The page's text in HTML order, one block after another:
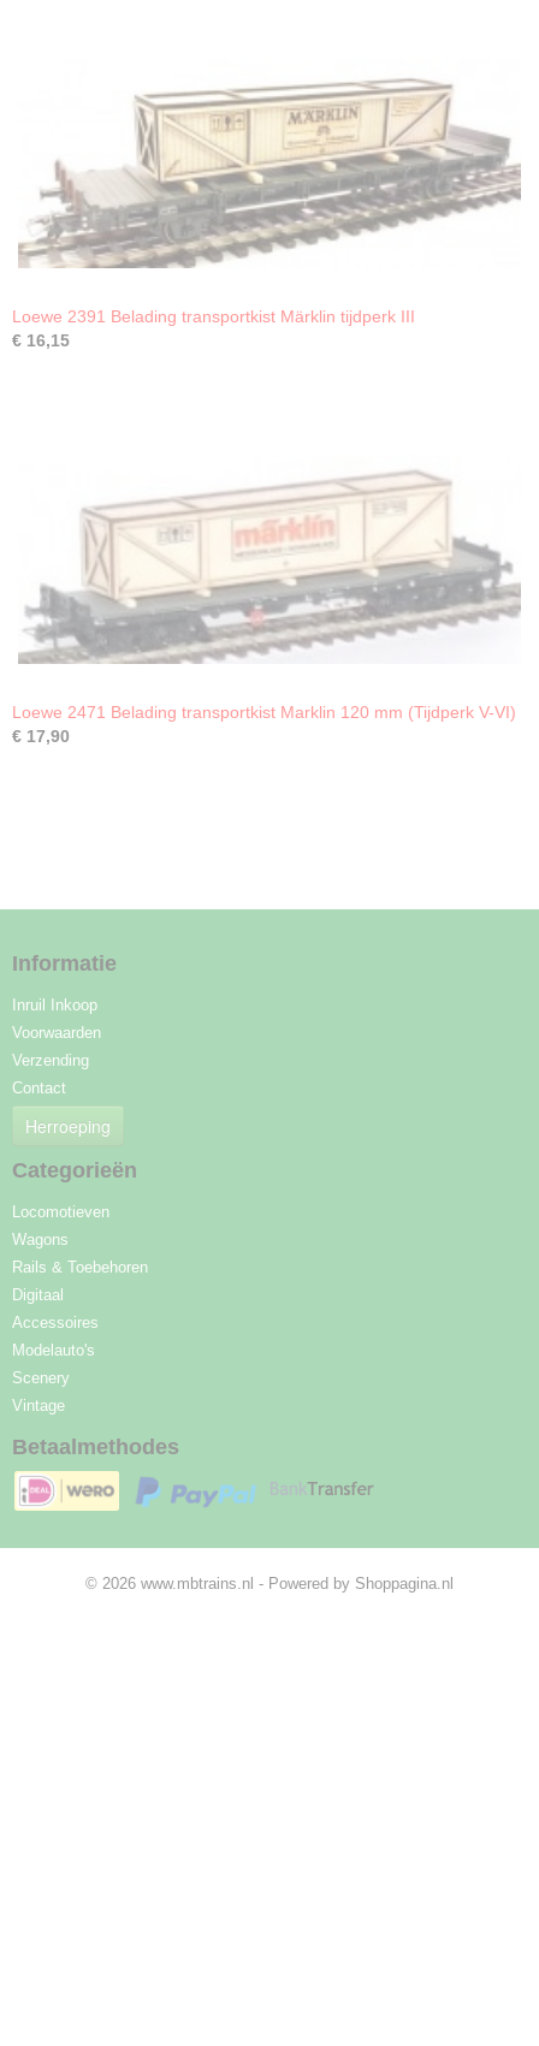
Loewe 2391 Belading transportkist Märklin tijdperk III
€ 16,15
Loewe 2471 Belading transportkist Marklin 120 mm (Tijdperk V-VI)
€ 17,90
Informatie
Inruil Inkoop
Voorwaarden
Verzending
Contact
Herroeping
Categorieën
Locomotieven
Wagons
Rails & Toebehoren
Digitaal
Accessoires
Modelauto's
Scenery
Vintage
Betaalmethodes
© 2026 www.mbtrains.nl - Powered by Shoppagina.nl